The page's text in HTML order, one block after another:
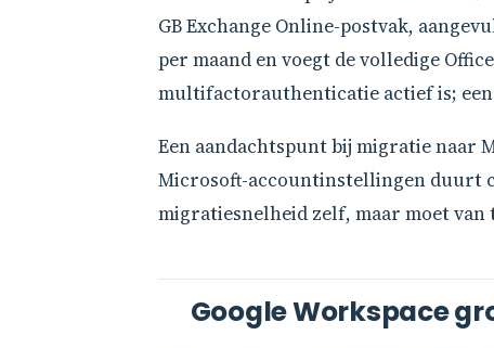
GB Exchange Online-postvak,
per maand en voegt de volledige
multifactorauthenticatie actief is;
Een aandachtspunt bij migratie naar
Microsoft-accountinstellingen duurt
migratiesnelheid zelf, maar moet
Google Workspace